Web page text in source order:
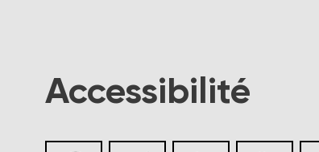
Accessibilité